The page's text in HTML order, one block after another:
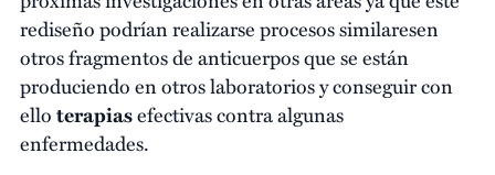
rediseño podrían realizarse procesos similaresen
otros fragmentos de anticuerpos que se están
produciendo en otros laboratorios y conseguir con
elloterapiasefectivas contra algunas
enfermedades.